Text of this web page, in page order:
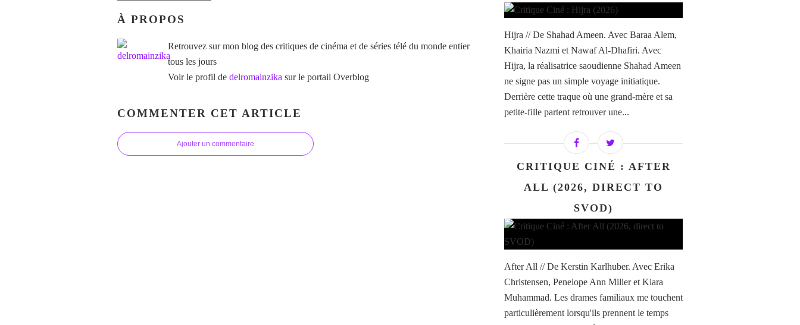
À PROPOS
Retrouvez sur mon blog des critiques de cinéma et de séries télé du monde entier
tous les jours
Voir le profil de delromainzika sur le portail Overblog
COMMENTER CET ARTICLE
Ajouter un commentaire
Hijra // De Shahad Ameen. Avec Baraa Alem,
Khairia Nazmi et Nawaf Al-Dhafiri. Avec
Hijra, la réalisatrice saoudienne Shahad Ameen
ne signe pas un simple voyage initiatique.
Derrière cette traque où une grand-mère et sa
petite-fille partent retrouver une...
CRITIQUE CINÉ : AFTER
ALL (2026, DIRECT TO
SVOD)
After All // De Kerstin Karlhuber. Avec Erika
Christensen, Penelope Ann Miller et Kiara
Muhammad. Les drames familiaux me touchent
particulièrement lorsqu'ils prennent le temps